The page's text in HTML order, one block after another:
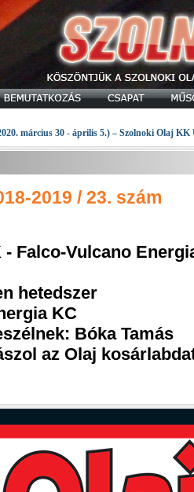
március 30 - április 5.) – Szolnoki Olaj KK
2019 / 23. szám
Falco-Vulcano
hetedszer
KC
Bóka Tamás
az Olaj